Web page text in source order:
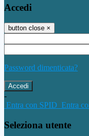
Accedi
button close ×
Password dimenticata?
-
Entra con SPID Entra
Seleziona utente